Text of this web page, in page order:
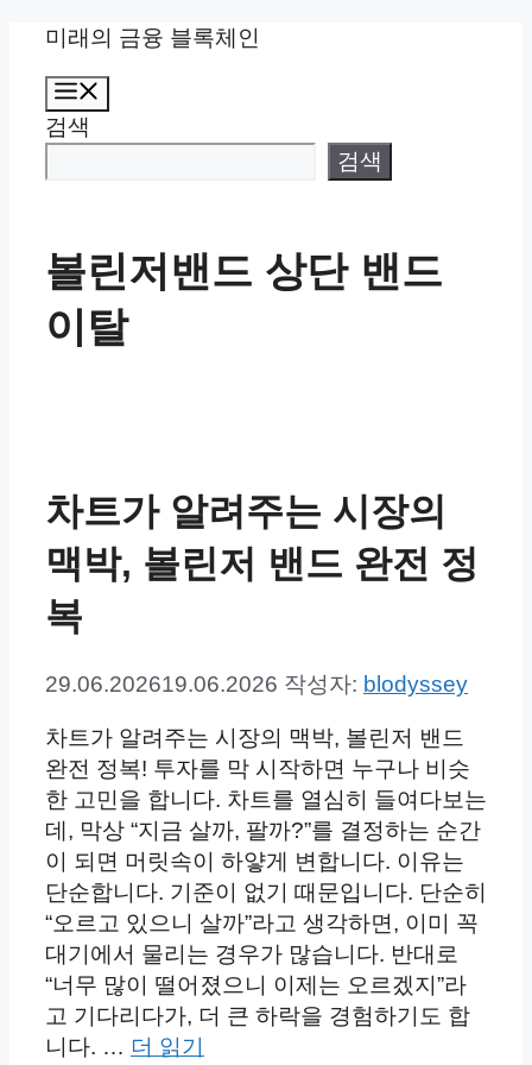
미래의 금융 블록체인
검색
검색
볼린저밴드 상단 밴드
이탈
차트가 알려주는 시장의
맥박, 볼린저 밴드 완전 정
복
29.06.202619.06.2026 작성자: blodyssey
차트가 알려주는 시장의 맥박, 볼린저 밴드
완전 정복! 투자를 막 시작하면 누구나 비슷
한 고민을 합니다. 차트를 열심히 들여다보는
데, 막상 “지금 살까, 팔까?”를 결정하는 순간
이 되면 머릿속이 하얗게 변합니다. 이유는
단순합니다. 기준이 없기 때문입니다. 단순히
“오르고 있으니 살까”라고 생각하면, 이미 꼭
대기에서 물리는 경우가 많습니다. 반대로
“너무 많이 떨어졌으니 이제는 오르겠지”라
고 기다리다가, 더 큰 하락을 경험하기도 합
니다. … 더 읽기